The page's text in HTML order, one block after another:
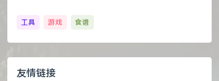
工具 游戏 食谱
友情链接